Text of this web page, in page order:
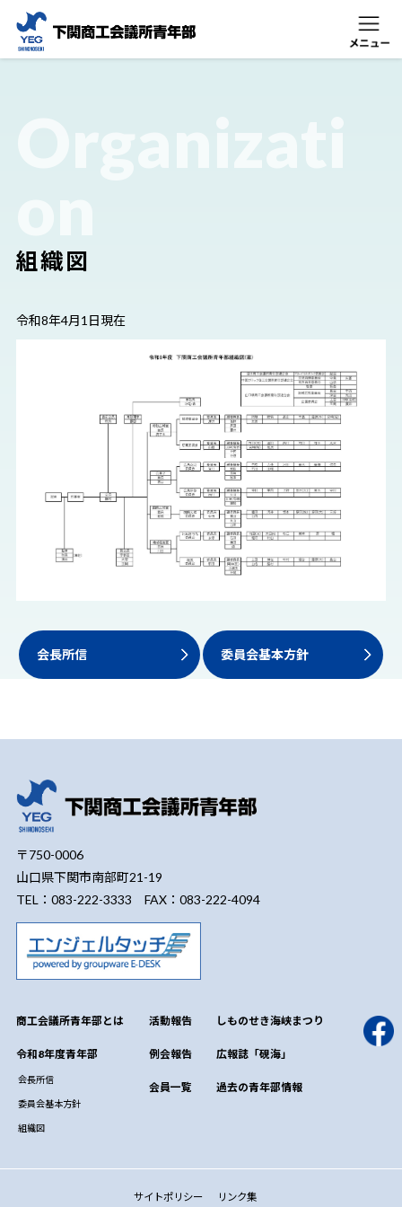
組織図
令和8年4月1日現在
会長所信 委員会基本方針
〒750-0006
山口県下関市南部町21-19
TEL：083-222-3333 FAX：083-222-4094
商工会議所青年部とは
令和8年度青年部
会長所信
委員会基本方針
組織図
活動報告
例会報告
会員一覧
しものせき海峡まつり
広報誌「硯海」
過去の青年部情報
サイトポリシー リンク集